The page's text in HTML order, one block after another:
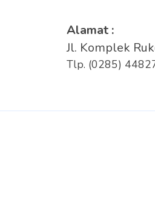
Alamat :
Jl. Komplek
Tlp. (0285)